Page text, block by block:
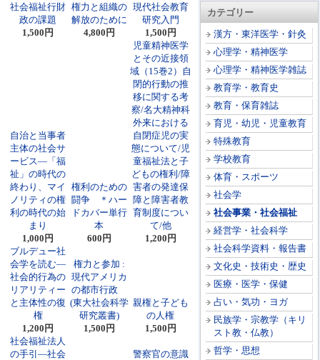
カテゴリー
漢方・東洋医学・針灸
心理学・精神医学
心理学・精神医学雑誌
教育学・教育史
教育・保育雑誌
育児・幼児・児童教育
特殊教育
学校教育
体育・スポーツ
社会学
社会事業・社会福祉
経営学・社会科学
社会科学資料・報告書
文化史・技術史・歴史
医療・医学・保健
占い・気功・ヨガ
民族学・宗教学（キリ
スト教・仏教）
哲学・思想
社会福祉行財
政の課題
1,500円
権力と組織の
解放のために
4,800円
現代社会教育
研究入門
1,500円
自治と当事者
主体の社会サ
ービス―「福
祉」の時代の
終わり、マイ
ノリティの権
利の時代の始
まり
1,000円
権利のための
闘争 ＊ハー
ドカバー単行
本
600円
児童精神医学
とその近接領
域（15巻2）自
閉的行動の推
移に関する考
察/名大精神科
外来における
自閉症児の実
態について/児
童福祉法と子
どもの権利/障
害者の発達保
障と障害者教
育制度につい
て/他
1,200円
ブルデュー社
会学を読む―
社会的行為の
リアリティー
と主体性の復
権
1,200円
権力と参加 :
現代アメリカ
の都市行政
(東大社会科学
研究叢書)
1,500円
親権と子ども
の人権
1,500円
社会福祉法人
の手引―社会
警察官の意識